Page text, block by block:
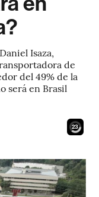
Isaza,
de
del 49% de la
será en Brasil
21